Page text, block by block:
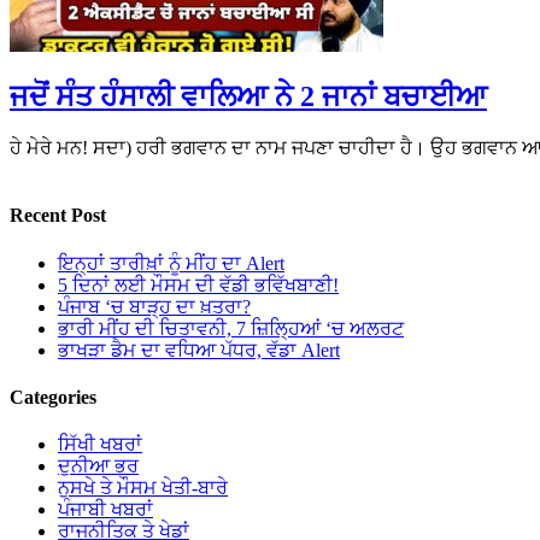
ਜਦੋਂ ਸੰਤ ਹੰਸਾਲੀ ਵਾਲਿਆ ਨੇ 2 ਜਾਨਾਂ ਬਚਾਈਆ
ਹੇ ਮੇਰੇ ਮਨ! ਸਦਾ) ਹਰੀ ਭਗਵਾਨ ਦਾ ਨਾਮ ਜਪਣਾ ਚਾਹੀਦਾ ਹੈ। ਉਹ
Recent Post
ਇਨ੍ਹਾਂ ਤਾਰੀਖ਼ਾਂ ਨੂੰ ਮੀਂਹ ਦਾ Alert
5 ਦਿਨਾਂ ਲਈ ਮੌਸਮ ਦੀ ਵੱਡੀ ਭਵਿੱਖਬਾਣੀ!
ਪੰਜਾਬ ‘ਚ ਬਾੜ੍ਹ ਦਾ ਖ਼ਤਰਾ?
ਭਾਰੀ ਮੀਂਹ ਦੀ ਚਿਤਾਵਨੀ, 7 ਜ਼ਿਲ੍ਹਿਆਂ ‘ਚ ਅਲਰਟ
ਭਾਖੜਾ ਡੈਮ ਦਾ ਵਧਿਆ ਪੱਧਰ, ਵੱਡਾ Alert
Categories
ਸਿੱਖੀ ਖਬਰਾਂ
ਦੁਨੀਆ ਭਰ
ਨੁਸਖੇ ਤੇ ਮੌਸਮ ਖੇਤੀ-ਬਾਰੇ
ਪੰਜਾਬੀ ਖਬਰਾਂ
ਰਾਜਨੀਤਿਕ ਤੇ ਖੇਡਾਂ